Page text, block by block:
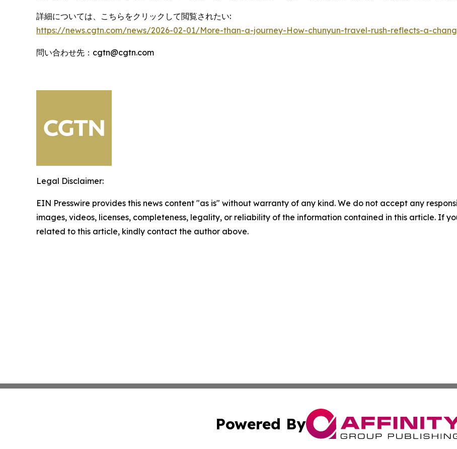
詳細については、こちらをクリックして閲覧されたい:
https://news.cgtn.com/news/2026-02-01/More-than-a-journey-How-chunyun-travel-rush-reflects-a-
問い合わせ先：cgtn@cgtn.com
Legal Disclaimer:
EIN Presswire provides this news content "as is" without warranty of any kind. We do not accept any
images, videos, licenses, completeness, legality, or reliability of the information contained in this article. If
related to this article, kindly contact the author above.
Powered By